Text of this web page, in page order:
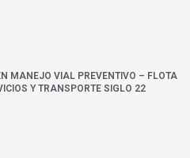
MANEJO VIAL PREVENTIVO – FLOTA
Y TRANSPORTE SIGLO 22